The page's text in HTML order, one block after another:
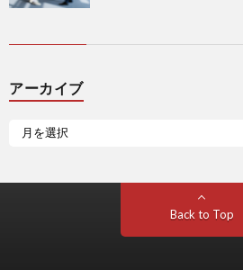
アーカイブ
Back to Top